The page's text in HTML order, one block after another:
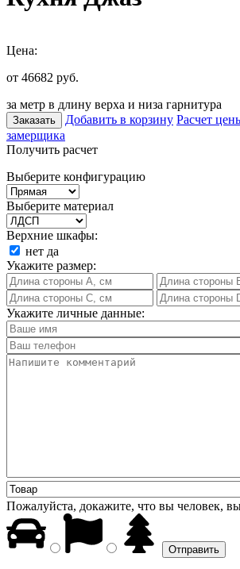
Цена:
от 46682 руб.
за метр в длину верха и низа гарнитура
Заказать Добавить в корзину Расчет
замерщика
Получить расчет
Выберите конфигурацию
Выберите материал
Верхние шкафы:
нет да
Укажите размер:
Укажите личные данные:
Пожалуйста, докажите, что вы человек,